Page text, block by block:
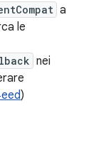
a
le
nei
)